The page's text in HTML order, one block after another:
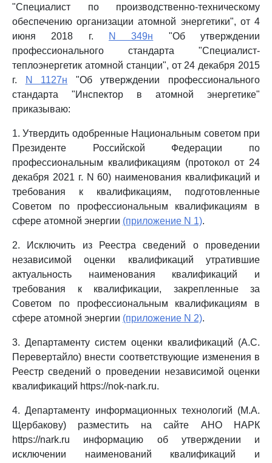
"Специалист по производственно-техническому
обеспечению организации атомной энергетики", от 4
июня 2018 г.
N 349н "Об утверждении
профессионального стандарта "Специалист-
теплоэнергетик атомной станции", от 24 декабря 2015
г.
N 1127н "Об утверждении профессионального
стандарта "Инспектор в атомной энергетике"
приказываю:
1. Утвердить одобренные Национальным советом при
Президенте Российской Федерации по
профессиональным квалификациям (протокол от 24
декабря 2021 г. N 60) наименования квалификаций и
требования к квалификациям, подготовленные
Советом по профессиональным квалификациям в
сфере атомной энергии (приложение N 1).
2. Исключить из Реестра сведений о проведении
независимой оценки квалификаций утратившие
актуальность наименования квалификаций и
требования к квалификации, закрепленные за
Советом по профессиональным квалификациям в
сфере атомной энергии (приложение N 2).
3. Департаменту систем оценки квалификаций (А.С.
Перевертайло) внести соответствующие изменения в
Реестр сведений о проведении независимой оценки
квалификаций https://nok-nark.ru.
4. Департаменту информационных технологий (М.А.
Щербакову) разместить на сайте АНО НАРК
https://nark.ru информацию об утверждении и
исключении наименований квалификаций и